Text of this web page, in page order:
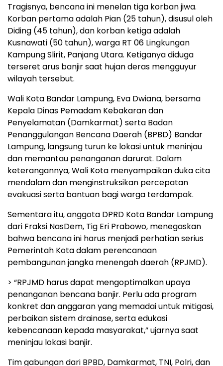
Tragisnya, bencana ini menelan tiga korban jiwa.
Korban pertama adalah Pian (25 tahun), disusul oleh
Diding (45 tahun), dan korban ketiga adalah
Kusnawati (50 tahun), warga RT 06 Lingkungan
Kampung Slirit, Panjang Utara. Ketiganya diduga
terseret arus banjir saat hujan deras mengguyur
wilayah tersebut.
Wali Kota Bandar Lampung, Eva Dwiana, bersama
Kepala Dinas Pemadam Kebakaran dan
Penyelamatan (Damkarmat) serta Badan
Penanggulangan Bencana Daerah (BPBD) Bandar
Lampung, langsung turun ke lokasi untuk meninjau
dan memantau penanganan darurat. Dalam
keterangannya, Wali Kota menyampaikan duka cita
mendalam dan menginstruksikan percepatan
evakuasi serta bantuan bagi warga terdampak.
Sementara itu, anggota DPRD Kota Bandar Lampung
dari Fraksi NasDem, Tig Eri Prabowo, menegaskan
bahwa bencana ini harus menjadi perhatian serius
Pemerintah Kota dalam perencanaan
pembangunan jangka menengah daerah (RPJMD).
> “RPJMD harus dapat mengoptimalkan upaya
penanganan bencana banjir. Perlu ada program
konkret dan anggaran yang memadai untuk mitigasi,
perbaikan sistem drainase, serta edukasi
kebencanaan kepada masyarakat,” ujarnya saat
meninjau lokasi banjir.
Tim gabungan dari BPBD, Damkarmat, TNI, Polri, dan